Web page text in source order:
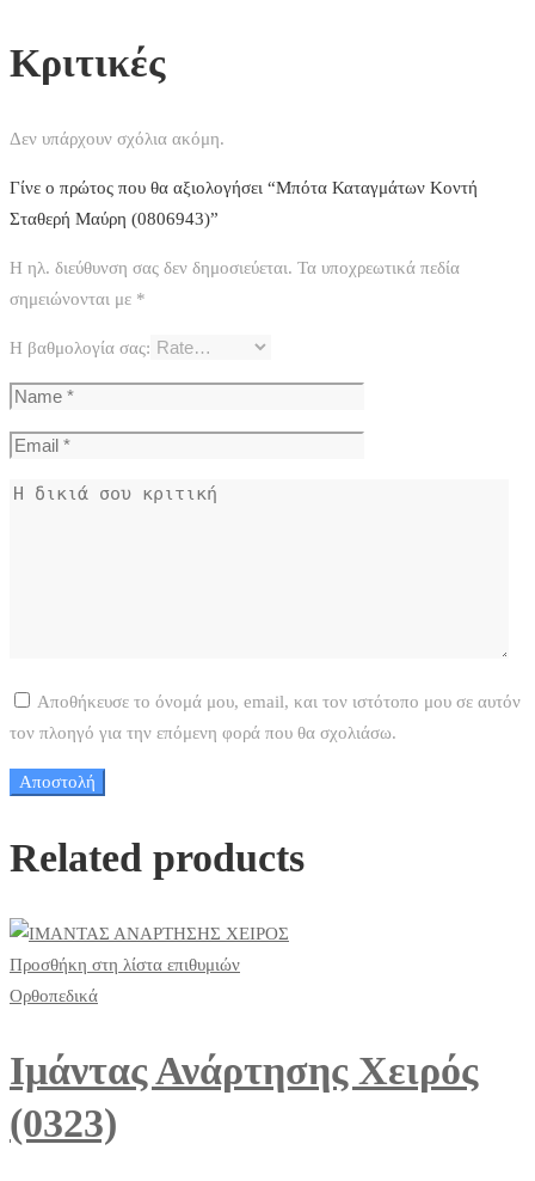
Κριτικές
Δεν υπάρχουν σχόλια ακόμη.
Γίνε ο πρώτος που θα αξιολογήσει “Μπότα Καταγμάτων Κοντή
Σταθερή Μαύρη (0806943)”
Η ηλ. διεύθυνση σας δεν δημοσιεύεται. Τα υποχρεωτικά πεδία
σημειώνονται με *
Η βαθμολογία σας:
Αποθήκευσε το όνομά μου, email, και τον ιστότοπο μου σε αυτόν
τον πλοηγό για την επόμενη φορά που θα σχολιάσω.
Related products
Προσθήκη στη λίστα επιθυμιών
Ορθοπεδικά
Ιμάντας Ανάρτησης Χειρός
(0323)